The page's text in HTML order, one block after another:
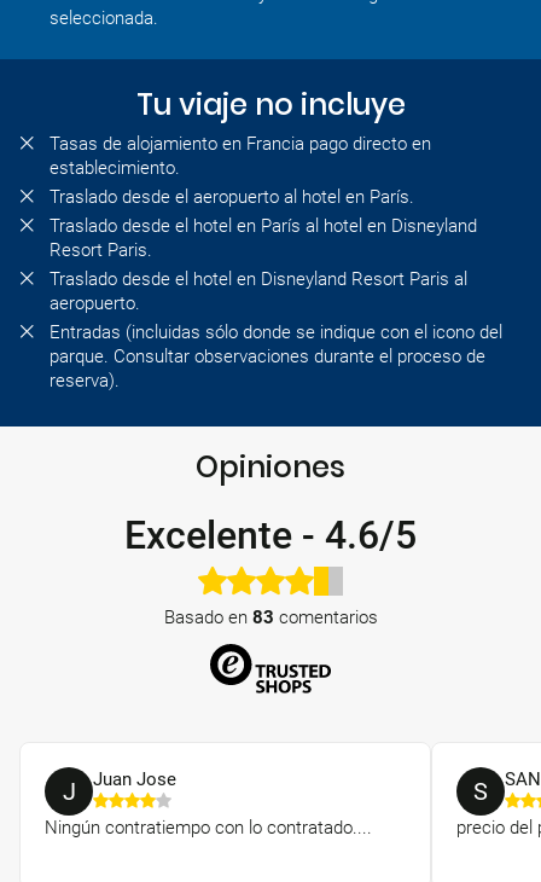
seleccionada.
Tu viaje no incluye
Tasas de alojamiento en Francia pago directo en
establecimiento.
Traslado desde el aeropuerto al hotel en París.
Traslado desde el hotel en París al hotel en Disneyland
Resort Paris.
Traslado desde el hotel en Disneyland Resort Paris al
aeropuerto.
Entradas (incluidas sólo donde se indique con el icono del
parque. Consultar observaciones durante el proceso de
reserva).
Opiniones
Excelente - 4.6/5
Basado en 83 comentarios
J Juan Jose
Ningún contratiempo con lo contratado....
S
precio del